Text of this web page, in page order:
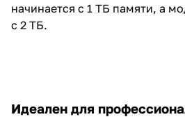
начинается с 1 ТБ памяти, а
с 2 ТБ.
Идеален для